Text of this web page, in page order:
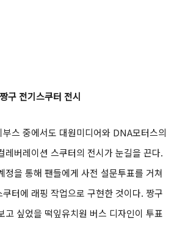
짱구 전기스쿠터 전시
스 중에서도 대원미디어와 DNA모터스의
레버레이션 스쿠터의 전시가 눈길을 끈다.
정을 통해 팬들에게 사전 설문투표를 거쳐
터에 래핑 작업으로 구현한 것이다. 짱구
고 싶었을 떡잎유치원 버스 디자인이 투표